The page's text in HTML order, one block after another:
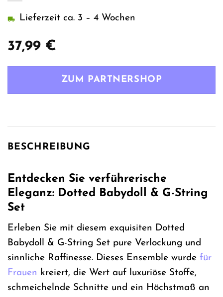
37,99 €
Lieferzeit ca. 3 – 4 Wochen
ZUM PARTNERSHOP
BESCHREIBUNG
Entdecken Sie verführerische
Eleganz: Dotted Babydoll & G-String
Set
Erleben Sie mit diesem exquisiten Dotted
Babydoll & G-String Set pure Verlockung und
sinnliche Raffinesse. Dieses Ensemble wurde für
Frauen kreiert, die Wert auf luxuriöse Stoffe,
schmeichelnde Schnitte und ein Höchstmaß an